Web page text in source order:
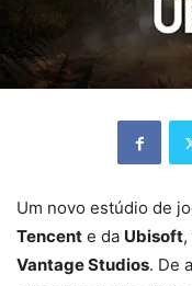
Um novo estúdio de
Tencent e da Ubisoft
Vantage Studios. De